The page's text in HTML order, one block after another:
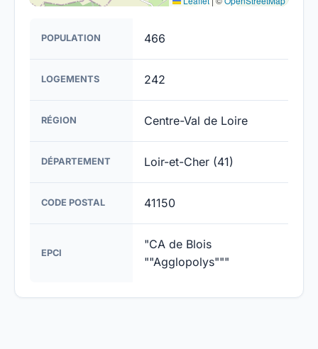
POPULATION 466
LOGEMENTS 242
RÉGION Centre-Val de Loire
DÉPARTEMENT Loir-et-Cher (41)
CODE POSTAL 41150
EPCI
"CA de Blois
""Agglopolys"""